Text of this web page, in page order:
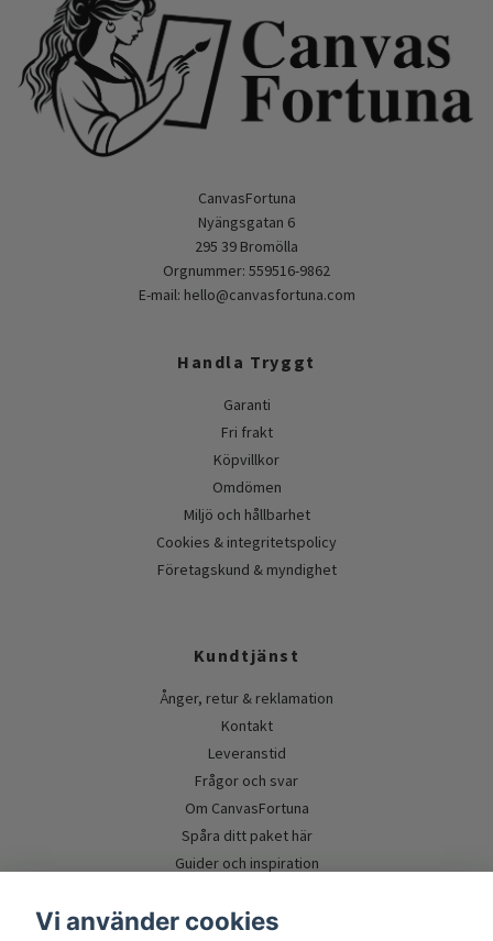
CanvasFortuna
Nyängsgatan 6
295 39 Bromölla
Orgnummer: 559516-9862
E-mail: hello@canvasfortuna.com
Handla Tryggt
Garanti
Fri frakt
Köpvillkor
Omdömen
Miljö och hållbarhet
Cookies & integritetspolicy
Företagskund & myndighet
Kundtjänst
Ånger, retur & reklamation
Kontakt
Leveranstid
Frågor och svar
Om CanvasFortuna
Spåra ditt paket här
Guider och inspiration
Vi använder cookies